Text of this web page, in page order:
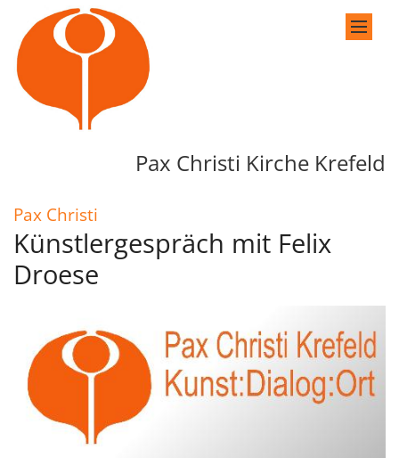
Zum Inhalt springen
Pax Christi Kirche Krefeld
Pax Christi
Künstlergespräch mit Felix
Droese